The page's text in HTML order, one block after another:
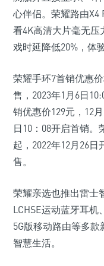
心伴侣。荣耀路由X4
看4K高清大片毫无
戏时延降低20%，体
荣耀手环7首销优惠
售，2023年1月6日
销优惠价129元，12
日10：08开启首销。
起，2022年12月26日
售。
荣耀亲选也推出雷士
LCHSE运动蓝牙耳机
5G版移动路由等多
智慧生活。